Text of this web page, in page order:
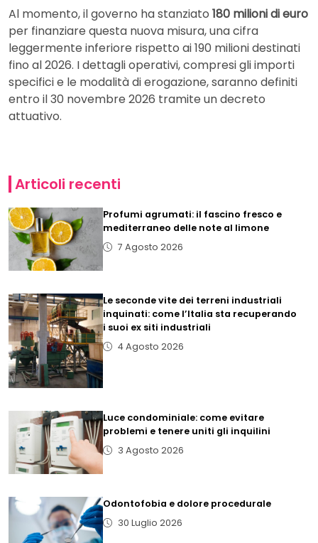
Al momento, il governo ha stanziato 180 milioni di euro
per finanziare questa nuova misura, una cifra
leggermente inferiore rispetto ai 190 milioni destinati
fino al 2026. I dettagli operativi, compresi gli importi
specifici e le modalità di erogazione, saranno definiti
entro il 30 novembre 2026 tramite un decreto
attuativo.
Articoli recenti
Profumi agrumati: il fascino fresco e
mediterraneo delle note al limone
7 Agosto 2026
Le seconde vite dei terreni industriali
inquinati: come l’Italia sta recuperando
i suoi ex siti industriali
4 Agosto 2026
Luce condominiale: come evitare
problemi e tenere uniti gli inquilini
3 Agosto 2026
Odontofobia e dolore procedurale
30 Luglio 2026